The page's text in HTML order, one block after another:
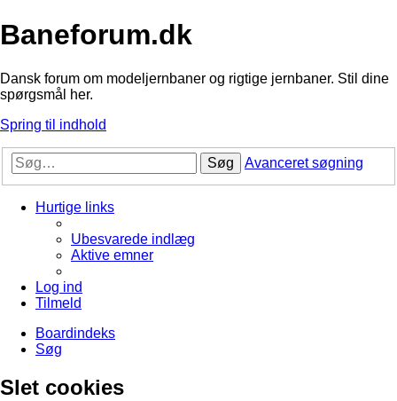
Baneforum.dk
Dansk forum om modeljernbaner og rigtige jernbaner. Stil dine
spørgsmål her.
Spring til indhold
Søg Avanceret søgning
Hurtige links
Ubesvarede indlæg
Aktive emner
Log ind
Tilmeld
Boardindeks
Søg
Slet cookies